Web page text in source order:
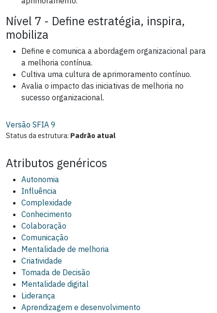
Nível 7 - Define estratégia, inspira,
mobiliza
Define e comunica a abordagem organizacional para
a melhoria contínua.
Cultiva uma cultura de aprimoramento contínuo.
Avalia o impacto das iniciativas de melhoria no
sucesso organizacional.
Versão SFIA 9
Status da estrutura: Padrão atual
Atributos genéricos
Autonomia
Influência
Complexidade
Conhecimento
Colaboração
Comunicação
Mentalidade de melhoria
Criatividade
Tomada de Decisão
Mentalidade digital
Liderança
Aprendizagem e desenvolvimento